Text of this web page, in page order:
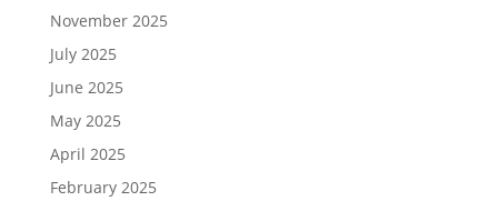
November 2025
July 2025
June 2025
May 2025
April 2025
February 2025